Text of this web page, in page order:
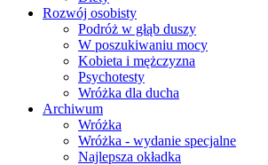
Rozwój osobisty
Podróż w głąb duszy
W poszukiwaniu mocy
Kobieta i mężczyzna
Psychotesty
Wróżka dla ducha
Archiwum
Wróżka
Wróżka - wydanie specjalne
Najlepsza okładka